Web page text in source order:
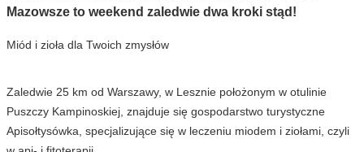
Mazowsze to weekend zaledwie dwa kroki stąd!
Miód i zioła dla Twoich zmysłów
Zaledwie 25 km od Warszawy, w Lesznie położonym w otulinie
Puszczy Kampinoskiej, znajduje się gospodarstwo turystyczne
Apisołtysówka, specjalizujące się w leczeniu miodem i ziołami, czyli